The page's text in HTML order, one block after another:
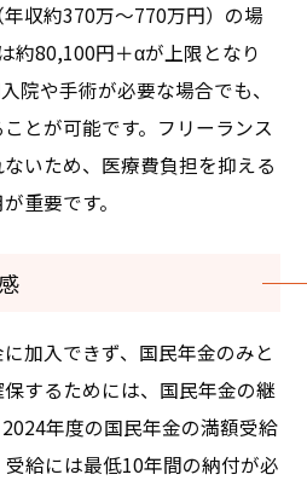
収約370万～770万円）の場
約80,100円＋αが上限となり
院や手術が必要な場合でも、
とが可能です。フリーランス
いため、医療費負担を抑える
重要です。
加入できず、国民年金のみと
するためには、国民年金の継
年度の国民年金の満額受給
給には最低10年間の納付が必